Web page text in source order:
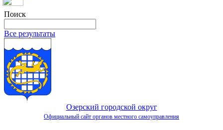
Поиск
Все результаты
Озерский городской округ
Официальный сайт органов местного самоуправления